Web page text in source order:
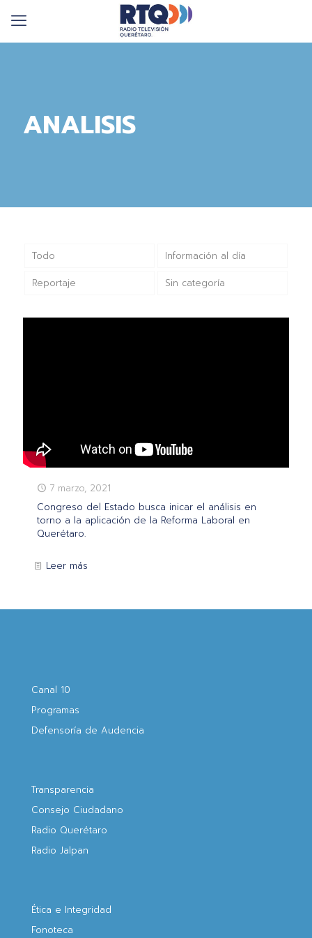
ANALISIS
Todo Información al día
Reportaje Sin categoría
7 marzo, 2021
Congreso del Estado busca inicar el análisis en
torno a la aplicación de la Reforma Laboral en
Querétaro.
Leer más
Canal 10
Programas
Defensoría de Audencia
Transparencia
Consejo Ciudadano
Radio Querétaro
Radio Jalpan
Ética e Integridad
Fonoteca